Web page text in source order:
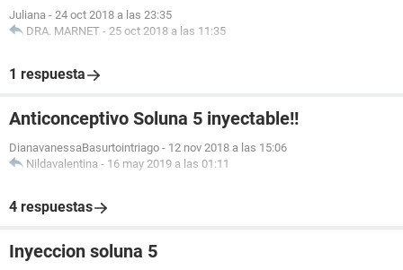
Juliana - 24 oct 2018 a las 23:35
DRA. MARNET - 25 oct 2018 a las 11:35
1 respuesta
Anticonceptivo Soluna 5 inyectable!!
DianavanessaBasurtointriago - 12 nov 2018 a las 15:06
Nildavalentina - 16 may 2019 a las 01:11
4 respuestas
Inyeccion soluna 5